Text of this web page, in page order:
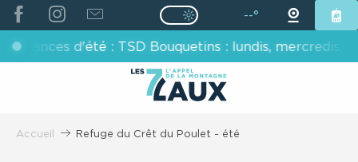
ALLER
AU
CONTENU
PRINCIPAL
Page D’accueil Actuelle Été :
Page D’accueil Actuelle
d'été : TSD Bouquetins : lundis, mercredis,
--°
Accueil Refuge du Crêt du Poulet - été